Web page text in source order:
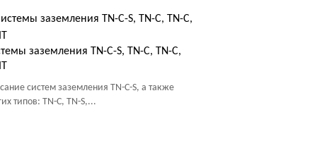
заземления TN-C-S, TN-C, TN-C,
систем заземления TN-C-S, а также
типов: TN-C, TN-S,...